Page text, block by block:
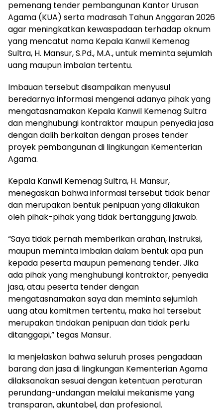
pemenang tender pembangunan Kantor Urusan
Agama (KUA) serta madrasah Tahun Anggaran 2026
agar meningkatkan kewaspadaan terhadap oknum
yang mencatut nama Kepala Kanwil Kemenag
Sultra, H. Mansur, S.Pd., M.A., untuk meminta sejumlah
uang maupun imbalan tertentu.
Imbauan tersebut disampaikan menyusul
beredarnya informasi mengenai adanya pihak yang
mengatasnamakan Kepala Kanwil Kemenag Sultra
dan menghubungi kontraktor maupun penyedia jasa
dengan dalih berkaitan dengan proses tender
proyek pembangunan di lingkungan Kementerian
Agama.
Kepala Kanwil Kemenag Sultra, H. Mansur,
menegaskan bahwa informasi tersebut tidak benar
dan merupakan bentuk penipuan yang dilakukan
oleh pihak-pihak yang tidak bertanggung jawab.
“Saya tidak pernah memberikan arahan, instruksi,
maupun meminta imbalan dalam bentuk apa pun
kepada peserta maupun pemenang tender. Jika
ada pihak yang menghubungi kontraktor, penyedia
jasa, atau peserta tender dengan
mengatasnamakan saya dan meminta sejumlah
uang atau komitmen tertentu, maka hal tersebut
merupakan tindakan penipuan dan tidak perlu
ditanggapi,” tegas Mansur.
Ia menjelaskan bahwa seluruh proses pengadaan
barang dan jasa di lingkungan Kementerian Agama
dilaksanakan sesuai dengan ketentuan peraturan
perundang-undangan melalui mekanisme yang
transparan, akuntabel, dan profesional.